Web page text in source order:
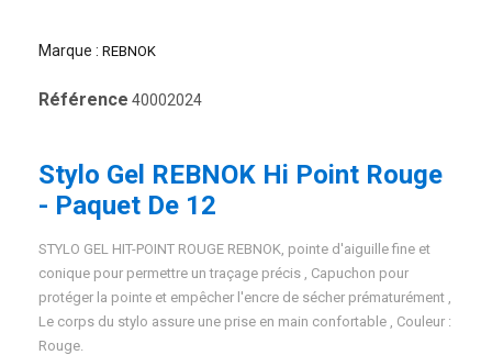
Marque : REBNOK
Référence 40002024
Stylo Gel REBNOK Hi Point Rouge
- Paquet De 12
STYLO GEL HIT-POINT ROUGE REBNOK, pointe d'aiguille fine et
conique pour permettre un traçage précis , Capuchon pour
protéger la pointe et empêcher l'encre de sécher prématurément ,
Le corps du stylo assure une prise en main confortable , Couleur :
Rouge.